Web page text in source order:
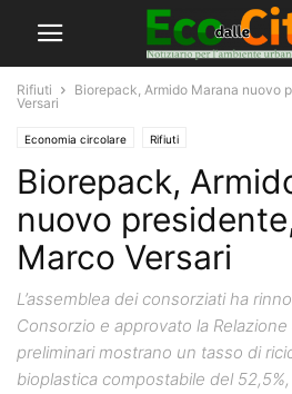
Rifiuti
Biorepack, Armido Marana nuovo
Versari
Economia circolare Rifiuti
Biorepack,
nuovo
Marco Versari
L’assemblea dei consorziati ha
Consorzio e approvato la
preliminari mostrano un tasso di
bioplastica compostabile del